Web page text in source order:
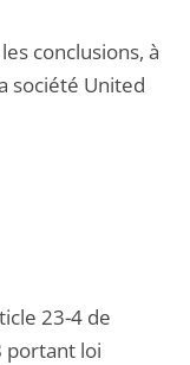
conclusions, à
société United
23-4 de
portant loi